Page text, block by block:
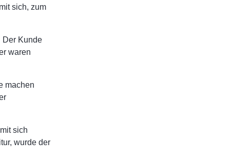
sich, zum
Der Kunde
waren
machen
sich
wurde der